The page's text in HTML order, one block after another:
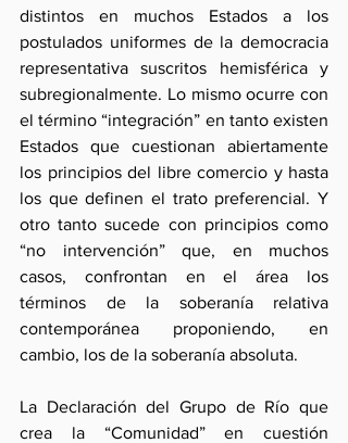
distintos en muchos Estados a los
postulados uniformes de la democracia
representativa suscritos hemisférica y
subregionalmente. Lo mismo ocurre con
el término “integración” en tanto existen
Estados que cuestionan abiertamente
los principios del libre comercio y hasta
los que definen el trato preferencial. Y
otro tanto sucede con principios como
“no intervención” que, en muchos
casos, confrontan en el área los
términos de la soberanía relativa
contemporánea proponiendo, en
cambio, los de la soberanía absoluta.
La Declaración del Grupo de Río que
crea la “Comunidad” en cuestión